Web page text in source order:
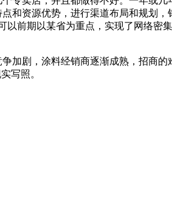
和资源优势，进行渠道布局和规划
前期以某省为重点，实现了网络密
加剧，涂料经销商逐渐成熟，招商
写照。